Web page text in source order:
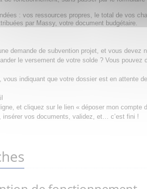
: vos ressources propres, le total de vos
par Massy, votre document budgétaire.
demande de subvention projet, et vous devez
le versement de votre solde ? Vous pouvez
vous indiquant que votre dossier est en attente
et cliquez sur le lien « déposer mon compte
insérer vos documents, validez, et… c’est fini !